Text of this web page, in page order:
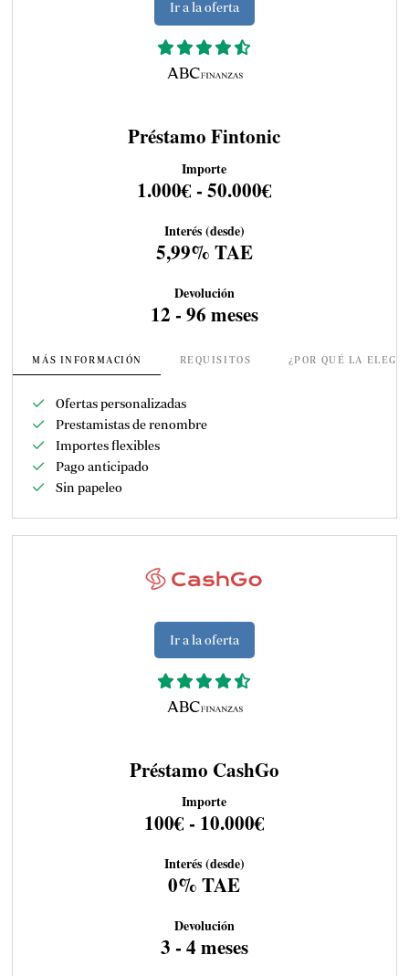
Ir a la oferta
Préstamo Fintonic
Importe
1.000€ - 50.000€
Interés (desde)
5,99% TAE
Devolución
12 - 96 meses
MÁS INFORMACIÓN REQUISITOS ¿POR QUÉ LA
Ofertas personalizadas
Prestamistas de renombre
Importes flexibles
Pago anticipado
Sin papeleo
Ir a la oferta
Préstamo CashGo
Importe
100€ - 10.000€
Interés (desde)
0% TAE
Devolución
3 - 4 meses